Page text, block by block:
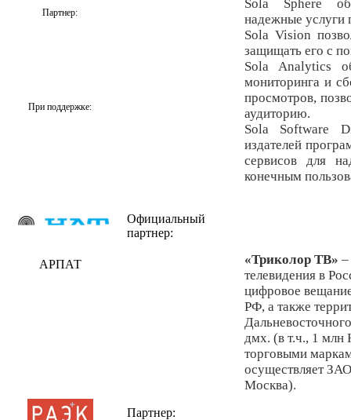
Партнер:
При поддержке:
АРПАТ
Sola Sphere
надежные услуги
Sola Vision
защищать его с
Sola Analytics
мониторинга и
просмотров,
аудиторию.
Sola Software
издателей
сервисов для
конечным
Официальный
партнер:
«Триколор ТВ» –
телевидения в
цифровое
РФ, а также
дмх. (в т.ч., 1 млн
торговыми
осуществляет
Москва).
Партнер: